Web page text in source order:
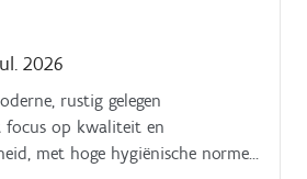
2026
rustig gelegen
focus op kwaliteit en
met hoge hygiënische normen